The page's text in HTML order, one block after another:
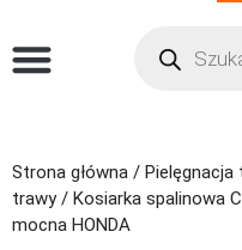
Strona główna / Pielęgnacja
trawy/ Kosiarka spalinowa
mocna HONDA